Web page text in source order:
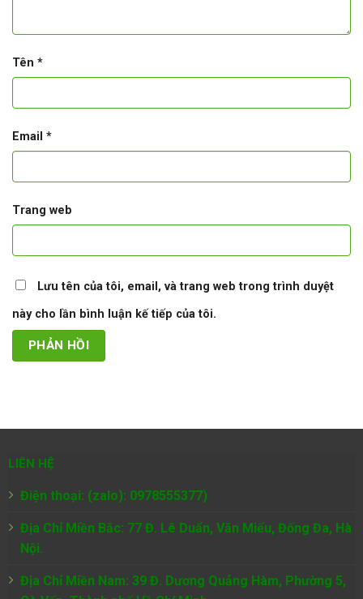
Tên *
Email *
Trang web
Lưu tên của tôi, email, và trang web trong trình duyệt
này cho lần bình luận kế tiếp của tôi.
LIÊN HỆ
Điện thoại: (zalo): 0978555377)
Địa Chỉ Miền Bắc: 77 Đ. Lê Duẩn, Văn Miếu, Đống Đa, Hà
Nội.
Địa Chỉ Miền Nam: 39 Đ. Dương Quảng Hàm, Phường 5,